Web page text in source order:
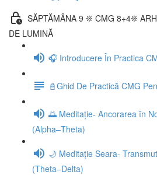
SĂPTĂMÂNA 9 ❊ CMG 8+4❊
DE LUMINĂ
🎧 Introducere În Practica
📓Ghid De Practică CMG
🌅 Meditație- Ancorarea în
(Alpha–Theta)
🌙 Meditație Seara-
(Theta–Delta)